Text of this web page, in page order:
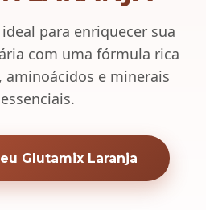
para enriquecer sua
com uma fórmula rica
aminoácidos e minerais
essenciais.
Glutamix Laranja